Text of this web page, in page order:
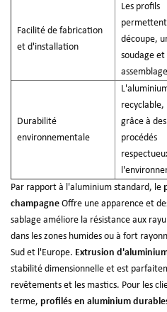
Facilité de fabrication
et d'installation
Les profils
découpe,
soudage et
Durabilité
environnementale
grâce à des
procédés
Par rapport à l'aluminium standard, le
champagne Offre une apparence et
sablage améliore la résistance aux
dans les zones humides ou à fort
Sud et l'Europe. Extrusion
stabilité dimensionnelle et est
revêtements et les mastics. Pour les
terme, profilés en aluminium